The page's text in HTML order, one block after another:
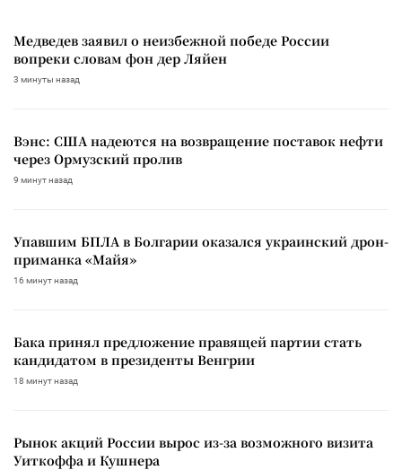
Медведев заявил о неизбежной победе России
вопреки словам фон дер Ляйен
3 минуты назад
Вэнс: США надеются на возвращение поставок нефти
через Ормузский пролив
9 минут назад
Упавшим БПЛА в Болгарии оказался украинский дрон-
приманка «Майя»
16 минут назад
Бака принял предложение правящей партии стать
кандидатом в президенты Венгрии
18 минут назад
Рынок акций России вырос из-за возможного визита
Уиткоффа и Кушнера